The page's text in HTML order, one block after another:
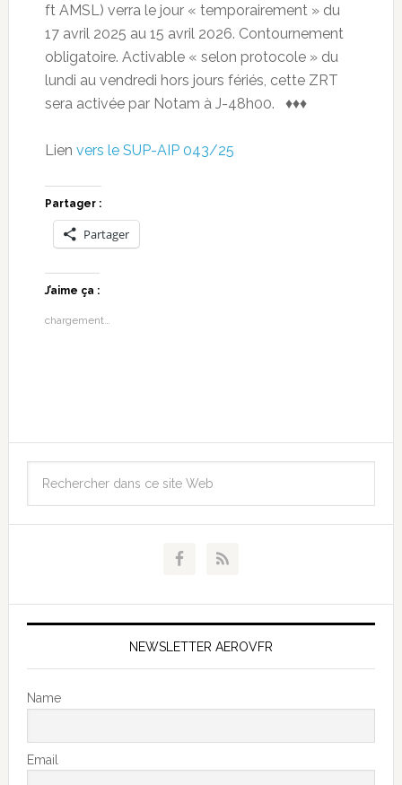
ft AMSL) verra le jour « temporairement » du
17 avril 2025 au 15 avril 2026. Contournement
obligatoire. Activable « selon protocole » du
lundi au vendredi hors jours fériés, cette ZRT
sera activée par Notam à J-48h00. ♦♦♦
Lien vers le SUP-AIP 043/25
Partager :
Partager
J’aime ça :
chargement…
NEWSLETTER AEROVFR
Name
Email